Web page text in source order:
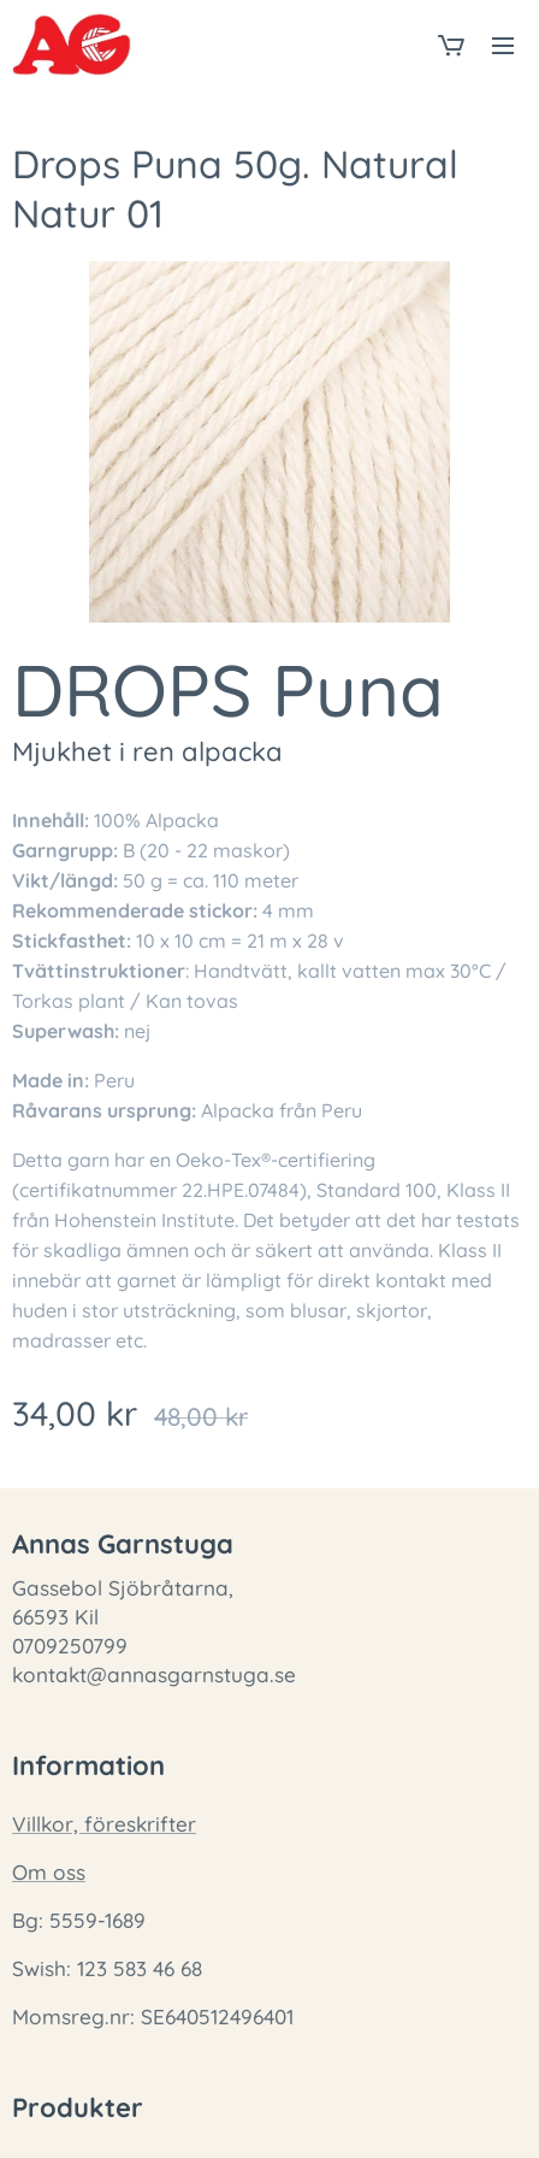
Drops Puna 50g. Natural
Natur 01
DROPS Puna
Mjukhet i ren alpacka
Innehåll: 100% Alpacka
Garngrupp: B (20 - 22 maskor)
Vikt/längd: 50 g = ca. 110 meter
Rekommenderade stickor: 4 mm
Stickfasthet: 10 x 10 cm = 21 m x 28 v
Tvättinstruktioner: Handtvätt, kallt vatten max 30°C /
Torkas plant / Kan tovas
Superwash: nej
Made in: Peru
Råvarans ursprung: Alpacka från Peru
Detta garn har en Oeko-Tex®-certifiering
(certifikatnummer 22.HPE.07484), Standard 100, Klass II
från Hohenstein Institute. Det betyder att det har testats
för skadliga ämnen och är säkert att använda. Klass II
innebär att garnet är lämpligt för direkt kontakt med
huden i stor utsträckning, som blusar, skjortor,
madrasser etc.
34,00 kr 48,00kr
Annas Garnstuga
Gassebol Sjöbråtarna,
66593 Kil
0709250799
kontakt@annasgarnstuga.se
Information
Villkor, föreskrifter
Om oss
Bg: 5559-1689
Swish: 123 583 46 68
Momsreg.nr: SE640512496401
Produkter